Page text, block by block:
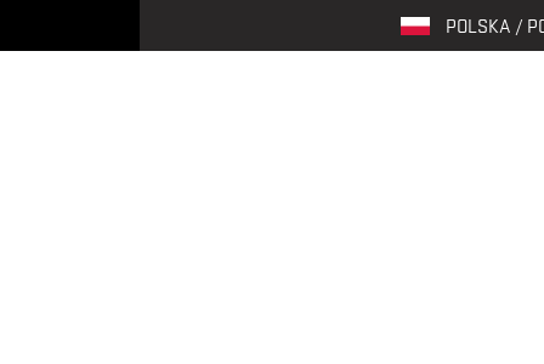
POLSKA /